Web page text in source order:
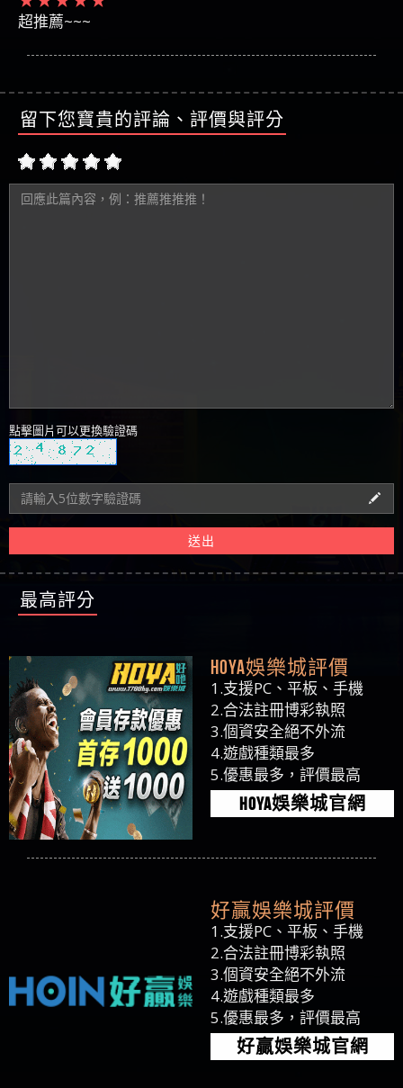
超推薦~~~
留下您寶貴的評論、評價與評分
點擊圖片可以更換驗證碼
送出
最高評分
HOYA娛樂城評價
1.支援PC、平板、手機
2.合法註冊博彩執照
3.個資安全絕不外流
4.遊戲種類最多
5.優惠最多，評價最高
HOYA娛樂城官網
好贏娛樂城評價
1.支援PC、平板、手機
2.合法註冊博彩執照
3.個資安全絕不外流
4.遊戲種類最多
5.優惠最多，評價最高
好贏娛樂城官網